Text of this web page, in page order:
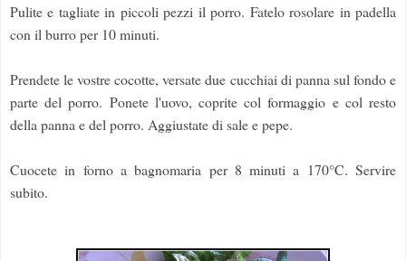
Pulite e tagliate in piccoli pezzi il porro. Fatelo rosolare in padella
con il burro per 10 minuti.
Prendete le vostre cocotte, versate due cucchiai di panna sul fondo e
parte del porro. Ponete l'uovo, coprite col formaggio e col resto
della panna e del porro. Aggiustate di sale e pepe.
Cuocete in forno a bagnomaria per 8 minuti a 170°C. Servire
subito.